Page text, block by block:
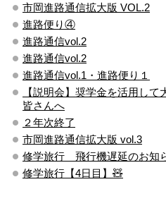
市岡進路通信拡大版 VOL.2
進路便り④
進路通信vol.2
進路通信vol.2
進路通信vol.1・進路便り１
【説明会】奨学金を活用し
皆さんへ
２年次終了
市岡進路通信拡大版 vol.3
修学旅行 飛行機遅延のお知
修学旅行【4日目】🧸